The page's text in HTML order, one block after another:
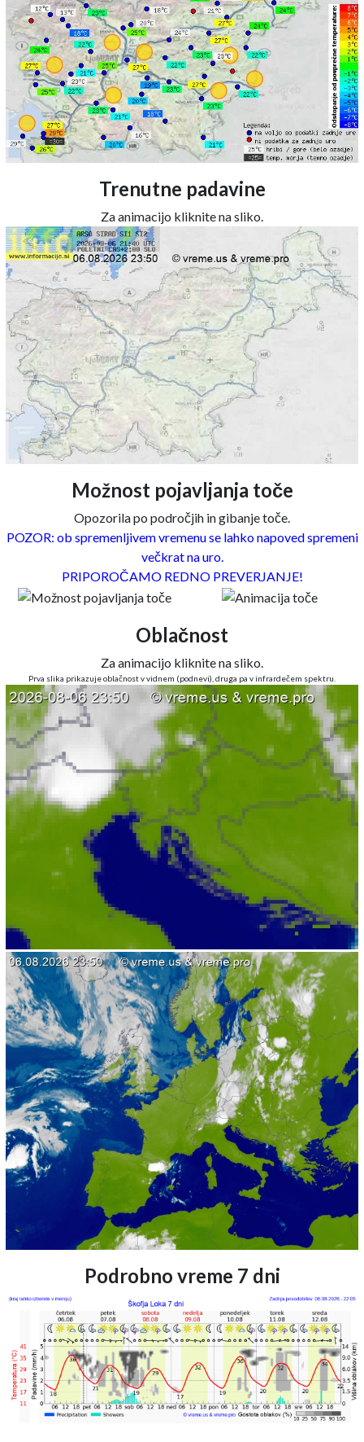
Trenutne padavine
Za animacijo kliknite na sliko.
Možnost pojavljanja toče
Opozorila po področjih in gibanje toče.
POZOR: ob spremenljivem vremenu se lahko napoved spremeni
večkrat na uro.
PRIPOROČAMO REDNO PREVERJANJE!
Oblačnost
Za animacijo kliknite na sliko.
Prva slika prikazuje oblačnost v vidnem (podnevi), druga pa v infrardečem spektru.
Podrobno vreme 7 dni